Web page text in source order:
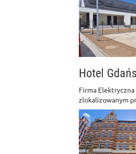
Hotel
Firma
zlokalizowanym